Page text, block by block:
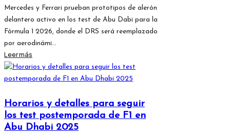
Mercedes y Ferrari prueban prototipos de alerón
delantero activo en los test de Abu Dabi para la
Fórmula 1 2026, donde el DRS será reemplazado
por aerodinámi...
Leer más
Horarios y detalles para seguir
los test postemporada de F1 en
Abu Dhabi 2025